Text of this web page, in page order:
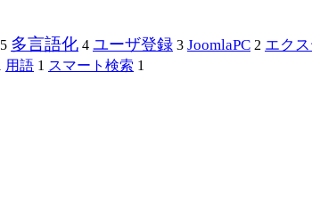
5 多言語化 4 ユーザ登録 3 JoomlaPC 2 エク
用語 1 スマート検索 1